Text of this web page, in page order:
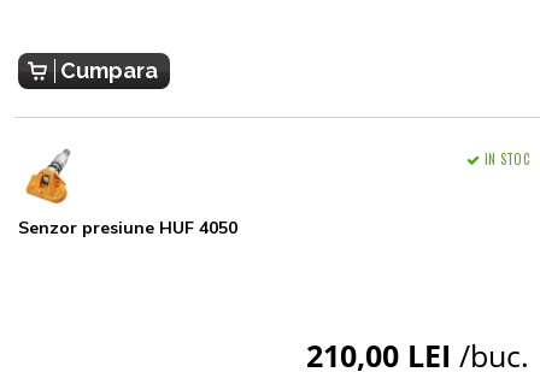
Cumpara
Senzor presiune HUF 4050
IN STOC
210,00 LEI /buc.